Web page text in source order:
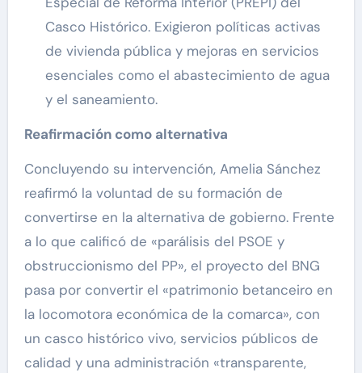
Casco Histórico. Exigieron políticas activas
de vivienda pública y mejoras en servicios
esenciales como el abastecimiento de agua
y el saneamiento.
Reafirmación como alternativa
Concluyendo su intervención, Amelia Sánchez
reafirmó la voluntad de su formación de
convertirse en la alternativa de gobierno. Frente
a lo que calificó de «parálisis del PSOE y
obstruccionismo del PP», el proyecto del BNG
pasa por convertir el «patrimonio betanceiro en
la locomotora económica de la comarca», con
un casco histórico vivo, servicios públicos de
calidad y una administración «transparente,